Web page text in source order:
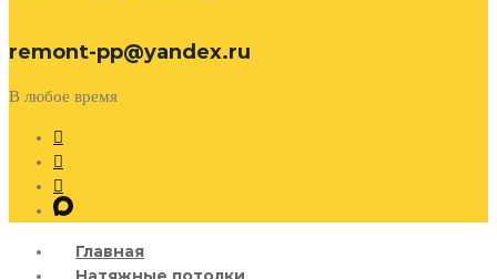
remont-pp@yandex.ru
В любое время
Главная